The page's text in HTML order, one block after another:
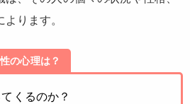
ります。
の心理は？
くるのか？